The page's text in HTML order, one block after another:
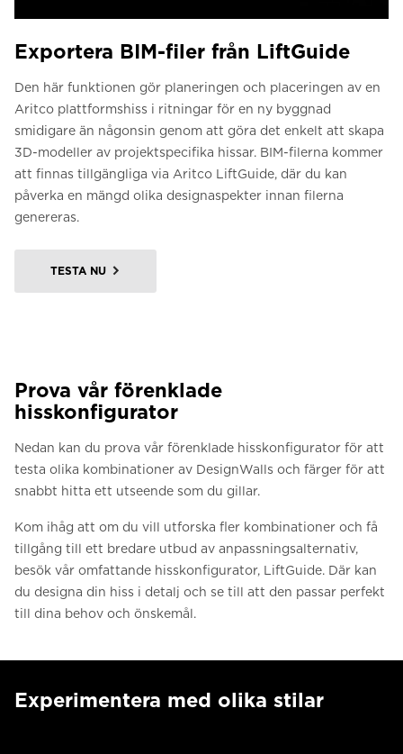
Exportera BIM-filer från LiftGuide
Den här funktionen gör planeringen och placeringen av en
Aritco plattformshiss i ritningar för en ny byggnad
smidigare än någonsin genom att göra det enkelt att skapa
3D-modeller av projektspecifika hissar. BIM-filerna kommer
att finnas tillgängliga via Aritco LiftGuide, där du kan
påverka en mängd olika designaspekter innan filerna
genereras.
TESTA NU
Prova vår förenklade
hisskonfigurator
Nedan kan du prova vår förenklade hisskonfigurator för att
testa olika kombinationer av DesignWalls och färger för att
snabbt hitta ett utseende som du gillar.
Kom ihåg att om du vill utforska fler kombinationer och få
tillgång till ett bredare utbud av anpassningsalternativ,
besök vår omfattande hisskonfigurator, LiftGuide. Där kan
du designa din hiss i detalj och se till att den passar perfekt
till dina behov och önskemål.
Experimentera med olika stilar